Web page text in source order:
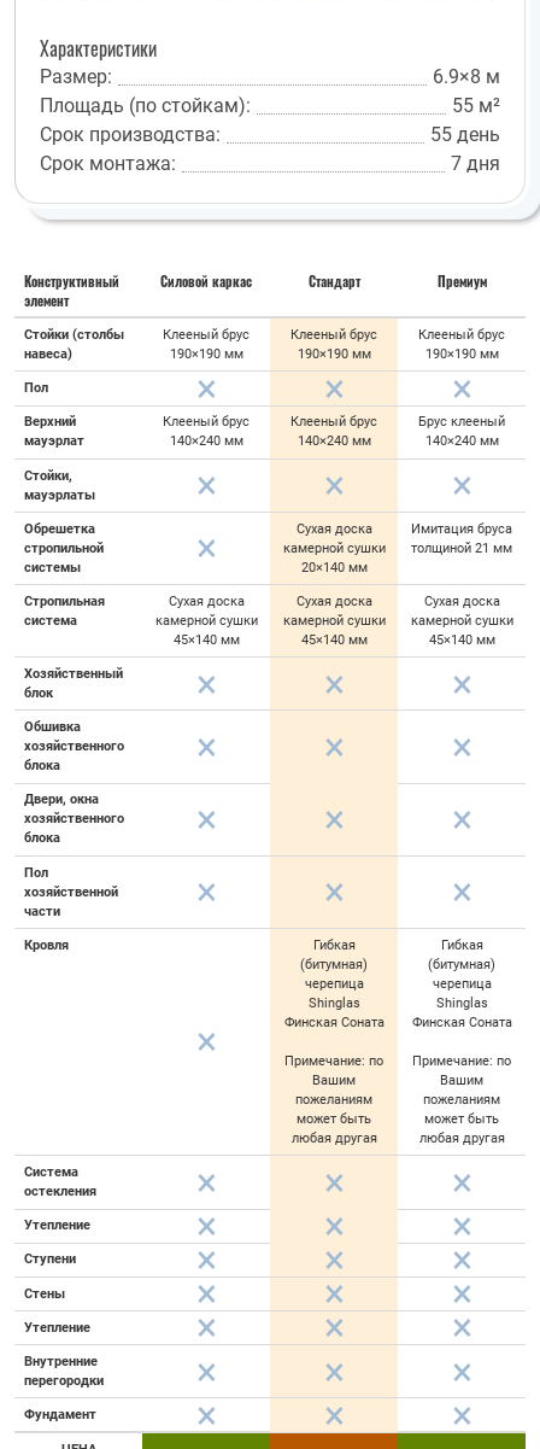
Характеристики
Размер:
6.9×8 м
Площадь (по стойкам):
55 м²
Срок производства:
55 день
Срок монтажа:
7 дня
Конструктивный
элемент
Силовой каркас Стандарт Премиум
Стойки (столбы
навеса)
Клееный брус
190×190 мм
Клееный брус
190×190 мм
Клееный брус
190×190 мм
Пол
Верхний
мауэрлат
Клееный брус
140×240 мм
Клееный брус
140×240 мм
Брус клееный
140×240 мм
Стойки,
мауэрлаты
Обрешетка
стропильной
системы
Сухая доска
камерной сушки
20×140 мм
Имитация бруса
толщиной 21 мм
Стропильная
система
Сухая доска
камерной сушки
45×140 мм
Сухая доска
камерной сушки
45×140 мм
Сухая доска
камерной сушки
45×140 мм
Хозяйственный
блок
Обшивка
хозяйственного
блока
Двери, окна
хозяйственного
блока
Пол
хозяйственной
части
Кровля
Гибкая
(битумная)
черепица
Shinglas
Финская Соната
Примечание: по
Вашим
пожеланиям
может быть
любая другая
Гибкая
(битумная)
черепица
Shinglas
Финская Соната
Примечание: по
Вашим
пожеланиям
может быть
любая другая
Система
остекления
Утепление
Ступени
Стены
Утепление
Внутренние
перегородки
Фундамент